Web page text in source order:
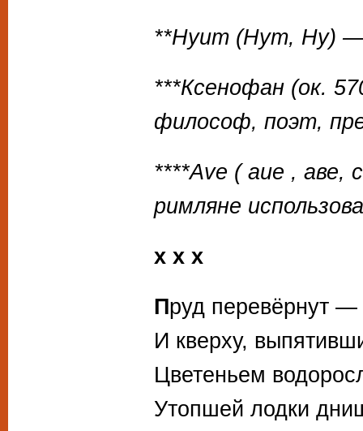
**Нуит (Нут, Ну) —
***Ксенофан (ок.
философ, поэт,
****Ave ( aue ,
римляне
х х х
Пруд перевёрнут —
И кверху,
Цветеньем
Утопшей лодки